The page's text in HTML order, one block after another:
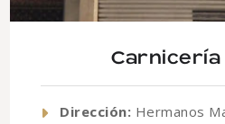
Dirección: Hermanos